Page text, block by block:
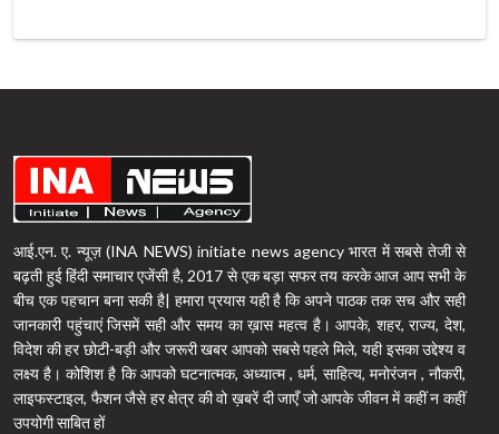
आई.एन. ए. न्यूज़ (INA NEWS) initiate news agency भारत में सबसे तेजी से
बढ़ती हुई हिंदी समाचार एजेंसी है, 2017 से एक बड़ा सफर तय करके आज आप सभी के
बीच एक पहचान बना सकी है| हमारा प्रयास यही है कि अपने पाठक तक सच और सही
जानकारी पहुंचाएं जिसमें सही और समय का ख़ास महत्व है। आपके, शहर, राज्य, देश,
विदेश की हर छोटी-बड़ी और जरूरी खबर आपको सबसे पहले मिले, यही इसका उद्देश्य व
लक्ष्य है। कोशिश है कि आपको घटनात्मक, अध्यात्म , धर्म, साहित्य, मनोरंजन , नौकरी,
लाइफस्टाइल, फैशन जैसे हर क्षेत्र की वो ख़बरें दी जाएँ जो आपके जीवन में कहीं न कहीं
उपयोगी साबित हों